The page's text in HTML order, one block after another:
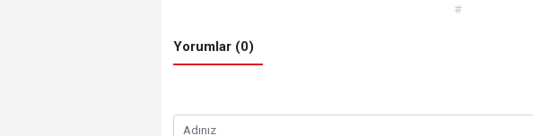
#
Yorumlar (0)